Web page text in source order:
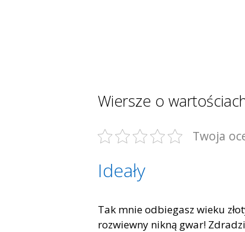
Wiersze o
Twoja
Ideały
Tak mnie odbiegasz wieku
rozwiewny nikną gwar!